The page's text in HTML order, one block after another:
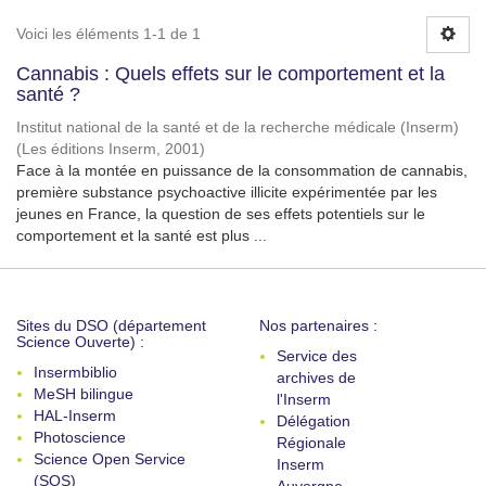
Voici les éléments 1-1 de 1
Cannabis : Quels effets sur le comportement et la
santé ?
Institut national de la santé et de la recherche médicale (Inserm)
(Les éditions Inserm, 2001)
Face à la montée en puissance de la consommation de cannabis,
première substance psychoactive illicite expérimentée par les
jeunes en France, la question de ses effets potentiels sur le
comportement et la santé est plus ...
Sites du DSO (département
Science Ouverte) :
Insermbiblio
MeSH bilingue
HAL-Inserm
Photoscience
Science Open Service
(SOS)
Nos partenaires :
Service des
archives de
l'Inserm
Délégation
Régionale
Inserm